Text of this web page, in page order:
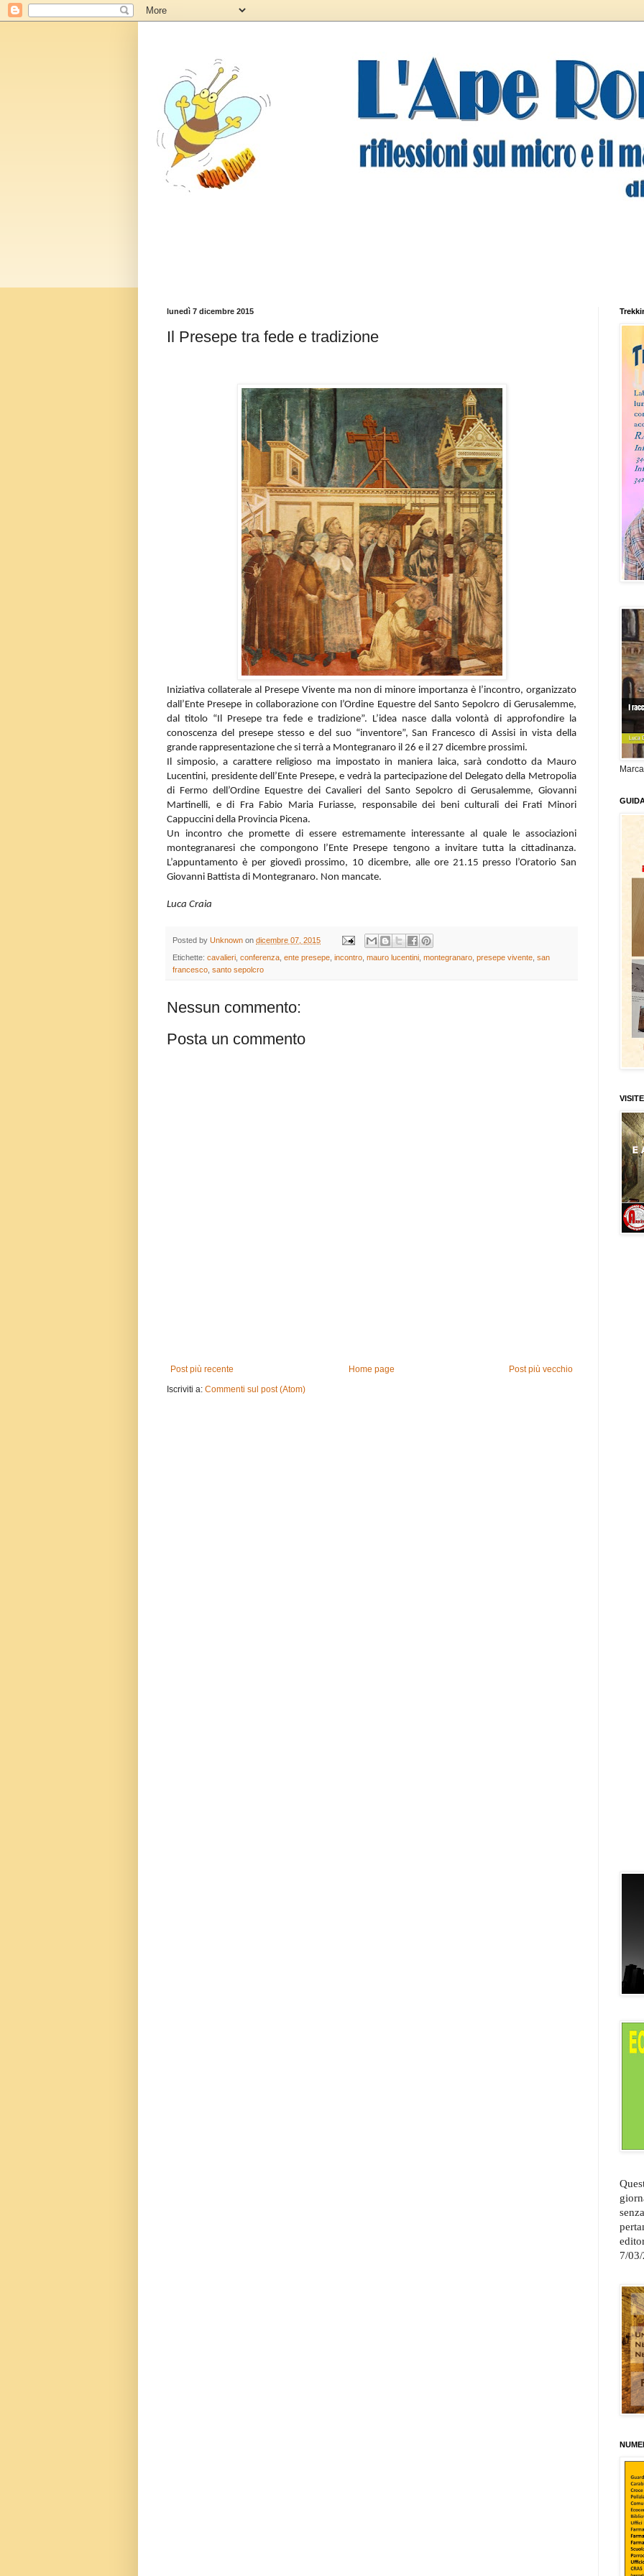
lunedì 7 dicembre 2015
Il Presepe tra fede e tradizione
Iniziativa collaterale al Presepe Vivente ma non di minore importanza è l’incontro, organizzato
dall’Ente Presepe in collaborazione con l’Ordine Equestre del Santo Sepolcro di Gerusalemme,
dal titolo “Il Presepe tra fede e tradizione”. L’idea nasce dalla volontà di approfondire la
conoscenza del presepe stesso e del suo “inventore”, San Francesco di Assisi in vista della
grande rappresentazione che si terrà a Montegranaro il 26 e il 27 dicembre prossimi.
Il simposio, a carattere religioso ma impostato in maniera laica, sarà condotto da Mauro
Lucentini, presidente dell’Ente Presepe, e vedrà la partecipazione del Delegato della Metropolia
di Fermo dell’Ordine Equestre dei Cavalieri del Santo Sepolcro di Gerusalemme, Giovanni
Martinelli, e di Fra Fabio Maria Furiasse, responsabile dei beni culturali dei Frati Minori
Cappuccini della Provincia Picena.
Un incontro che promette di essere estremamente interessante al quale le associazioni
montegranaresi che compongono l’Ente Presepe tengono a invitare tutta la cittadinanza.
L’appuntamento è per giovedì prossimo, 10 dicembre, alle ore 21.15 presso l’Oratorio San
Giovanni Battista di Montegranaro. Non mancate.
Luca Craia
Posted by Unknown on dicembre 07, 2015
Etichette: cavalieri conferenza ente presepe incontro mauro lucentini montegranaro presepe vivente san
francesco santo sepolcro
Nessun commento:
Posta un commento
Post più recente Post più vecchio
Home page
Iscriviti a: Commenti sul post (Atom)
Marca
VISITE
7/